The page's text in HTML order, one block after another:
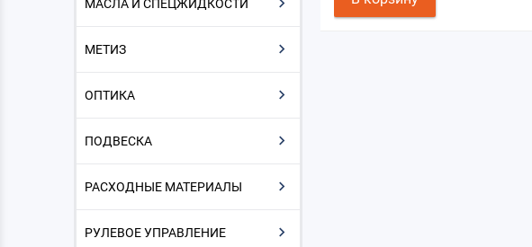
МАСЛА И СПЕЦЖИДКОСТИ
МЕТИЗ
ОПТИКА
ПОДВЕСКА
РАСХОДНЫЕ МАТЕРИАЛЫ
РУЛЕВОЕ УПРАВЛЕНИЕ